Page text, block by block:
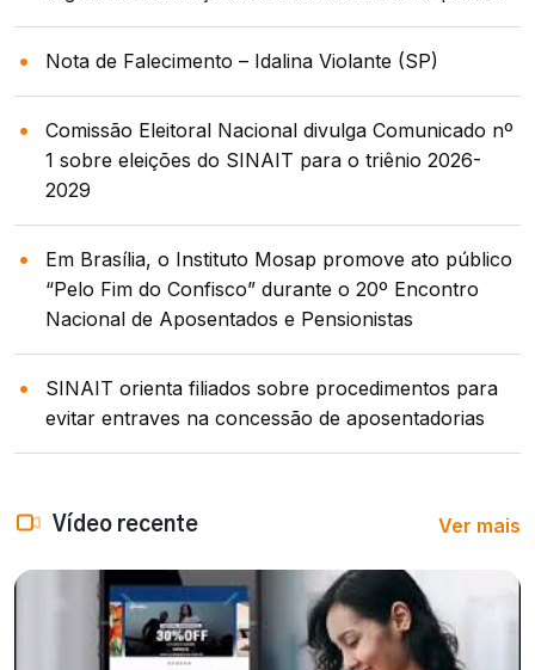
Nota de Falecimento – Idalina Violante (SP)
Comissão Eleitoral Nacional divulga Comunicado nº
1 sobre eleições do SINAIT para o triênio 2026-
2029
Em Brasília, o Instituto Mosap promove ato público
“Pelo Fim do Confisco” durante o 20º Encontro
Nacional de Aposentados e Pensionistas
SINAIT orienta filiados sobre procedimentos para
evitar entraves na concessão de aposentadorias
Vídeo recente Ver mais